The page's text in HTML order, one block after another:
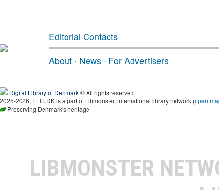
Editorial Contacts
About · News · For Advertisers
Digital Library of Denmark® All rights reserved.
2025-2026, ELIB.DK is a part of Libmonster, international library network (open
Preserving Denmark's heritage
LIBMONSTER